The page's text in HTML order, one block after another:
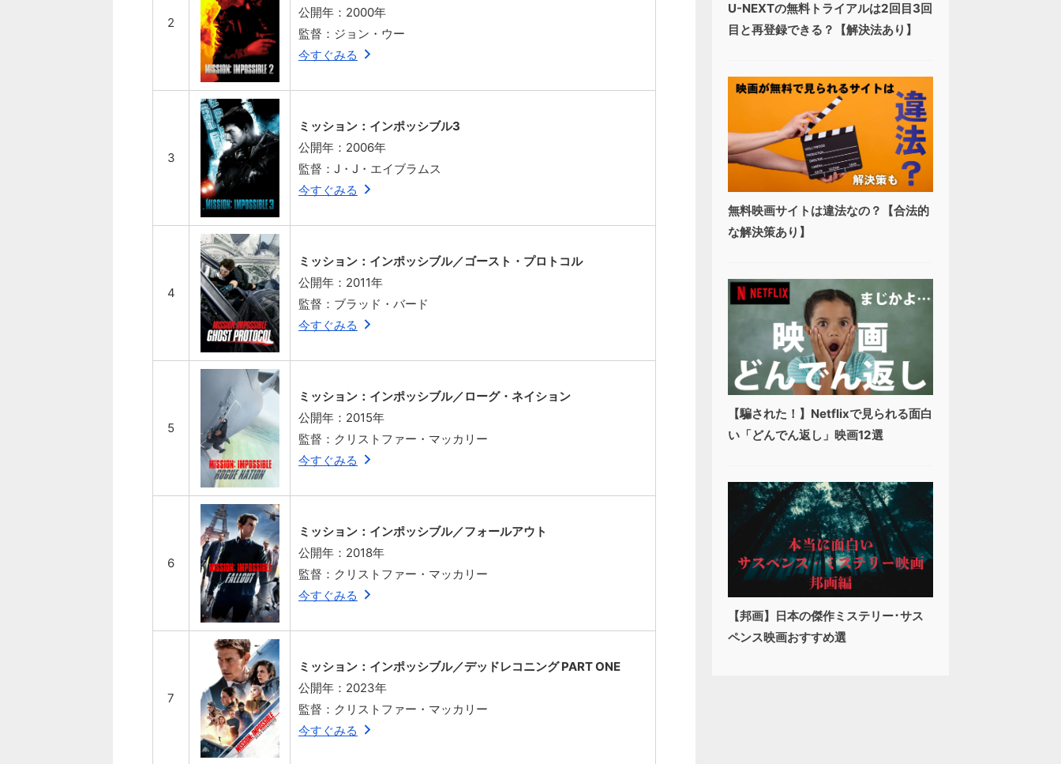
2
公開年：2000年
監督：ジョン・ウー
今すぐみる
3
ミッション：インポッシブル3
公開年：2006年
監督：J・J・エイブラムス
今すぐみる
4
ミッション：インポッシブル／ゴースト・プロトコル
公開年：2011年
監督：ブラッド・バード
今すぐみる
5
ミッション：インポッシブル／ローグ・ネイション
公開年：2015年
監督：クリストファー・マッカリー
今すぐみる
6
ミッション：インポッシブル／フォールアウト
公開年：2018年
監督：クリストファー・マッカリー
今すぐみる
7
ミッション：インポッシブル／デッドレコニング PART ONE
公開年：2023年
監督：クリストファー・マッカリー
今すぐみる
U-NEXTの無料トライアルは2回目3回
目と再登録できる？【解決法あり】
無料映画サイトは違法なの？【合法的
な解決策あり】
【騙された！】Netflixで見られる面白
い「どんでん返し」映画12選
【邦画】日本の傑作ミステリー･サス
ペンス映画おすすめ選